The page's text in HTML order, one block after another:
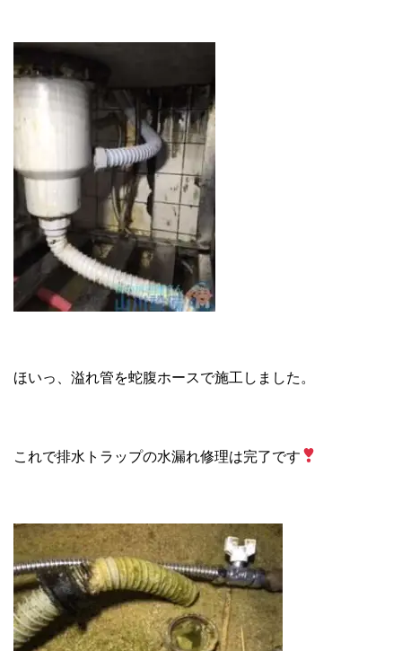
ほいっ、溢れ管を蛇腹ホースで施工しました。
これで排水トラップの水漏れ修理は完了です